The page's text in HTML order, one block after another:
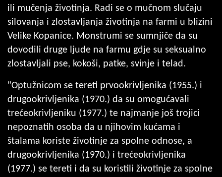
ili mučenja životinja. Radi se o mučnom slučaju
silovanja i zlostavljanja životinja na farmi u blizini
Velike Kopanice. Monstrumi se sumnjiče da su
dovodili druge ljude na farmu gdje su seksualno
zlostavljali pse, kokoši, patke, svinje i telad.
"Optužnicom se tereti prvookrivljenika (1955.) i
drugookrivljenika (1970.) da su omogućavali
trećeokrivljeniku (1977.) te najmanje još trojici
nepoznatih osoba da u njihovim kućama i
štalama koriste životinje za spolne odnose, a
drugookrivljenika (1970.) i trećeokrivljenika
(1977.) se tereti i da su koristili životinje za spolne